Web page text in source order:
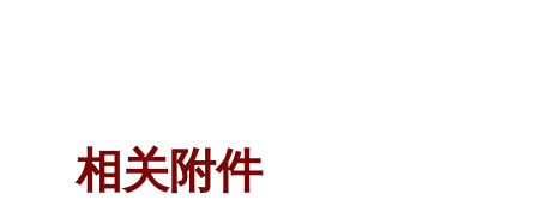
相关附件